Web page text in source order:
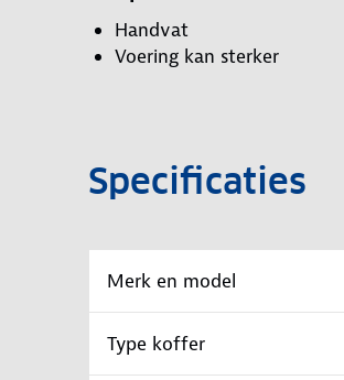
Handvat
Voering kan sterker
Specificaties
Merk en model
Type koffer